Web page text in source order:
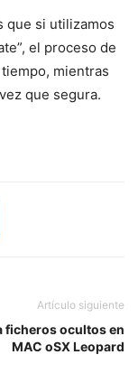
que si utilizamos
el proceso de
mientras
que segura.
Artículo siguiente
ficheros ocultos en
MAC oSX Leopard